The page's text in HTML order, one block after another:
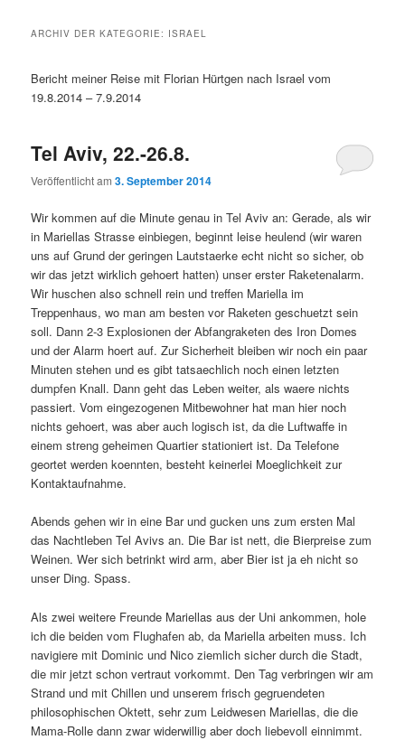
ARCHIV DER KATEGORIE: ISRAEL
Bericht meiner Reise mit Florian Hürtgen nach Israel vom
19.8.2014 – 7.9.2014
Tel Aviv, 22.-26.8.
Veröffentlicht am3. September 2014
Wir kommen auf die Minute genau in Tel Aviv an: Gerade, als wir
in Mariellas Strasse einbiegen, beginnt leise heulend (wir waren
uns auf Grund der geringen Lautstaerke echt nicht so sicher, ob
wir das jetzt wirklich gehoert hatten) unser erster Raketenalarm.
Wir huschen also schnell rein und treffen Mariella im
Treppenhaus, wo man am besten vor Raketen geschuetzt sein
soll. Dann 2-3 Explosionen der Abfangraketen des Iron Domes
und der Alarm hoert auf. Zur Sicherheit bleiben wir noch ein paar
Minuten stehen und es gibt tatsaechlich noch einen letzten
dumpfen Knall. Dann geht das Leben weiter, als waere nichts
passiert. Vom eingezogenen Mitbewohner hat man hier noch
nichts gehoert, was aber auch logisch ist, da die Luftwaffe in
einem streng geheimen Quartier stationiert ist. Da Telefone
geortet werden koennten, besteht keinerlei Moeglichkeit zur
Kontaktaufnahme.
Abends gehen wir in eine Bar und gucken uns zum ersten Mal
das Nachtleben Tel Avivs an. Die Bar ist nett, die Bierpreise zum
Weinen. Wer sich betrinkt wird arm, aber Bier ist ja eh nicht so
unser Ding. Spass.
Als zwei weitere Freunde Mariellas aus der Uni ankommen, hole
ich die beiden vom Flughafen ab, da Mariella arbeiten muss. Ich
navigiere mit Dominic und Nico ziemlich sicher durch die Stadt,
die mir jetzt schon vertraut vorkommt. Den Tag verbringen wir am
Strand und mit Chillen und unserem frisch gegruendeten
philosophischen Oktett, sehr zum Leidwesen Mariellas, die die
Mama-Rolle dann zwar widerwillig aber doch liebevoll einnimmt.